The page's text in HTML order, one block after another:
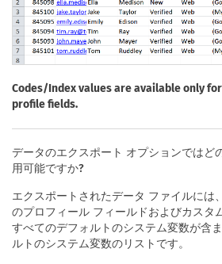
Codes/Index values are available only
profile fields.
データのエクスポート オプションではど
用可能ですか?
エクスポートされたデータ ファイルには
のプロフィール フィールドおよびカスタ
すべてのデフォルトのシステム変数が含
ルトのシステム変数のリストです。